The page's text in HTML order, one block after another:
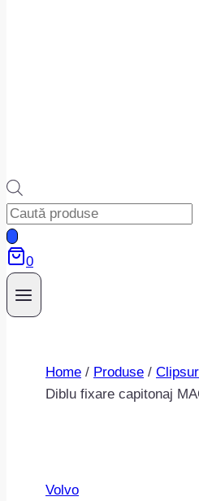
Products
search
0
Home / Produse /
Diblu fixare capitonaj
Volvo